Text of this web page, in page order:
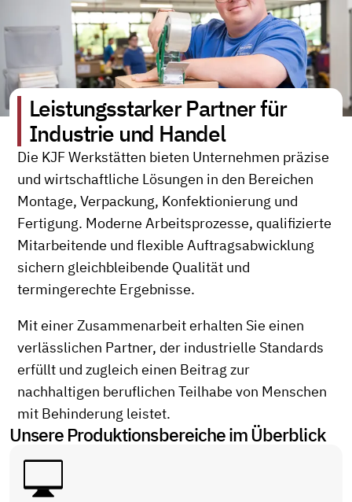
Leistungsstarker Partner für
Industrie und Handel
Die KJF Werkstätten bieten Unternehmen präzise
und wirtschaftliche Lösungen in den Bereichen
Montage, Verpackung, Konfektionierung und
Fertigung. Moderne Arbeitsprozesse, qualifizierte
Mitarbeitende und flexible Auftragsabwicklung
sichern gleichbleibende Qualität und
termingerechte Ergebnisse.
Mit einer Zusammenarbeit erhalten Sie einen
verlässlichen Partner, der industrielle Standards
erfüllt und zugleich einen Beitrag zur
nachhaltigen beruflichen Teilhabe von Menschen
mit Behinderung leistet.
Unsere Produktionsbereiche im Überblick